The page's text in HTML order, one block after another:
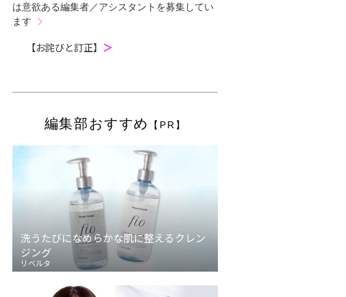
は意欲ある編集者／アシスタントを募集してい
ます
【お詫びと訂正】 ＞
編集部おすすめ 【PR】
洗うたびになめらかな肌に整えるクレン
ジング
リベルタ